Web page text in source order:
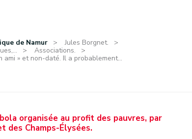
de Namur
Jules Borgnet.
Associations.
ami » et non-daté. Il a probablement...
organisée au profit des pauvres, par
des Champs-Élysées.